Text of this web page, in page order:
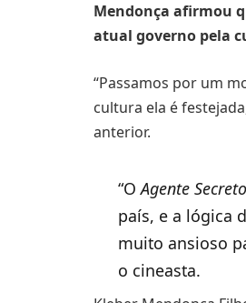
Mendonça afirmou
atual governo pela
“Passamos por um
cultura ela é
anterior.
“OAgente Secreto
país, e a lógica
muito ansioso
o cineasta.